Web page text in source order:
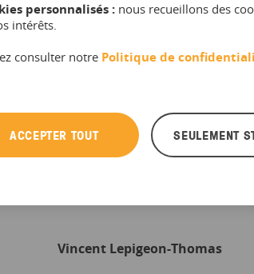
Vincent Lepigeon-Thomas
personnalisés : nous recueillons des
intérêts.
consulter notre Politique de
ACCEPTER TOUT SEULEMENT